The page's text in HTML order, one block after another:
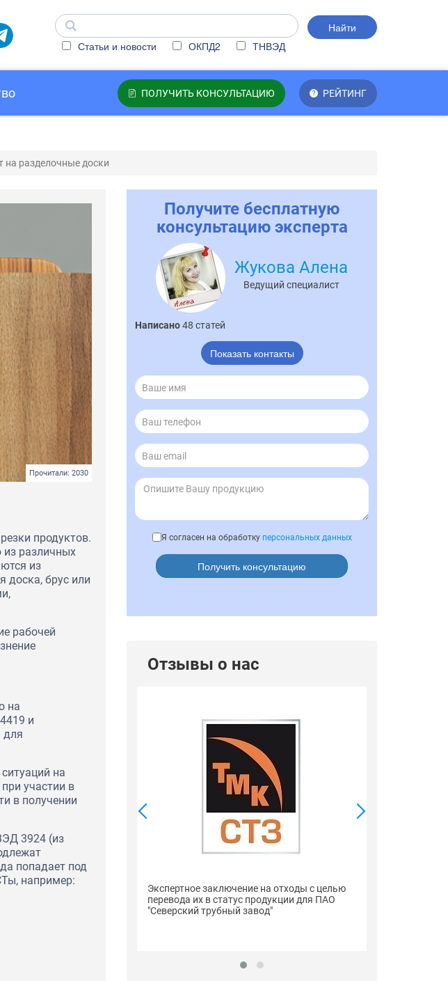
Найти
Статьи и новости
ОКПД2 ТНВЭД
ПОЛУЧИТЬ КОНСУЛЬТАЦИЮ РЕЙТИНГ
на разделочные доски
Прочитали: 2030
продуктов.
из различных
из
доска, брус или
рабочей
на
и
для
на
участии в
в получении
3924 (из
попадает под
например:
Получите бесплатную
консультацию эксперта
Жукова Алена
Ведущий специалист
Написано48 статей
Показать контакты
Я согласен на обработку персональных данных
Получить консультацию
Отзывы о нас
ГОСТ Р на
Экспертное заключение на отходы с целью
перевода их в статус продукции для ПАО
"Северский трубный завод"